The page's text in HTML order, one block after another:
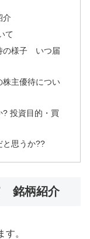
介
て
の様子 いつ届
主優待につい
? 投資目的・買
と思うか??
銘柄紹介
。